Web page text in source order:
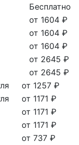
Бесплатно
от 1604 ₽
от 1604 ₽
от 1604 ₽
от 2645 ₽
от 2645 ₽
от 1257 ₽
от 1171 ₽
от 1171 ₽
от 1171 ₽
от 737 ₽